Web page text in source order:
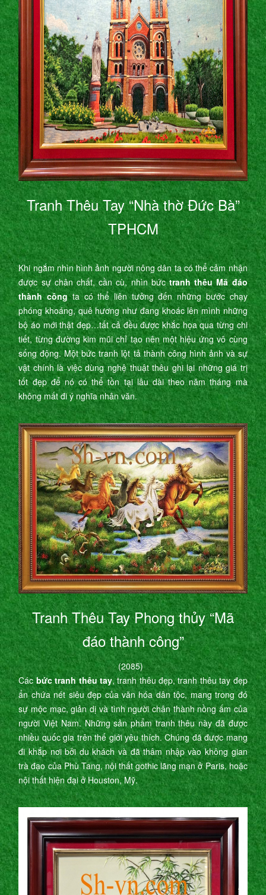
Tranh Thêu Tay “Nhà thờ Đức Bà”
TPHCM
Khi ngắm nhìn hình ảnh người nông dân ta có thể cảm nhận
được sự chân chất, cần cù, nhìn bứctranh thêu Mã đáo
thành côngta có thể liên tưởng đến những bước chạy
phóng khoáng, quê hương như đang khoác lên mình những
bộ áo mới thật đẹp…tất cả đều được khắc họa qua từng chi
tiết, từng đường kim mũi chỉ tạo nên một hiệu ứng vô cùng
sống động. Một bức tranh lột tả thành công hình ảnh và sự
vật chính là việc dùng nghệ thuật thêu ghi lại những giá trị
tốt đẹp để nó có thể tồn tại lâu dài theo năm tháng mà
không mất đi ý nghĩa nhân văn.
Tranh Thêu Tay Phong thủy “Mã
đáo thành công”
(2085)
Cácbức tranh thêu tay, tranh thêu đẹp, tranh thêu tay đẹp
ẩn chứa nét siêu đẹp của văn hóa dân tộc, mang trong đó
sự mộc mạc, giản dị và tình người chân thành nồng ấm của
người Việt Nam. Những sản phẩm tranh thêu này đã được
nhiều quốc gia trên thế giới yêu thích. Chúng đã được mang
đi khắp nơi bởi du khách và đã thâm nhập vào không gian
trà đạo của Phù Tang, nội thất gothic lãng mạn ở Paris, hoặc
nội thất hiện đại ở Houston, Mỹ.